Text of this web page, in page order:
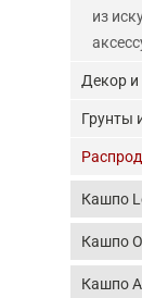
из
Декор и
Грунты
Кашпо
Кашпо
Кашпо